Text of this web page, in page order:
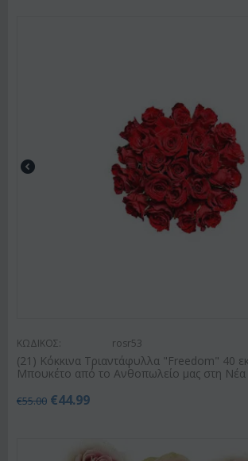
ΚΩΔΙΚΟΣ: rosr53
(21) Κόκκινα Τριαντάφυλλα "Freedom" 40
Μπουκέτο από το Ανθοπωλείο μας στη
€55.00 €44.99